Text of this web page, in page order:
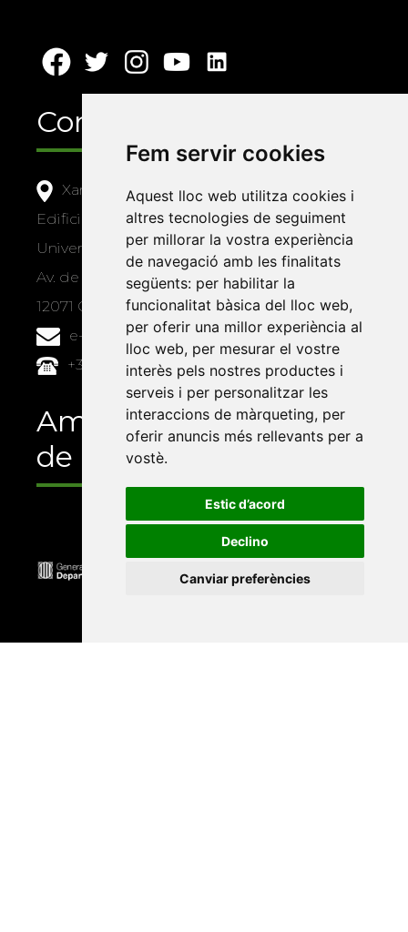
Fem servir cookies
Aquest lloc web utilitza cookies i
altres tecnologies de seguiment
per millorar la vostra experiència
de navegació amb les finalitats
següents: per habilitar la
funcionalitat bàsica del lloc web,
per oferir una millor experiència al
lloc web, per mesurar el vostre
interès pels nostres productes i
serveis i per personalitzar les
interaccions de màrqueting, per
oferir anuncis més rellevants per a
vostè.
Estic d’acord
Declino
Canviar preferències
Contacte
Xarxa Vives d'Universitats
Edifici Àgora
Universitat Jaume I, local 10
Av. de Vicent Sos Baynat, s/n
12071 Castelló de la Plana
e-buc@vives.org
+34 964 72 89 93
Amb el suport
de